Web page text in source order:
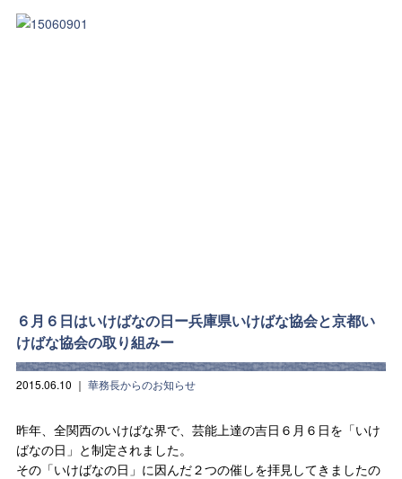
６月６日はいけばなの日ー兵庫県いけばな協会と京都い
けばな協会の取り組みー
2015.06.10 ｜ 華務長からのお知らせ
昨年、全関西のいけばな界で、芸能上達の吉日６月６日を「いけ
ばなの日」と制定されました。
その「いけばなの日」に因んだ２つの催しを拝見してきましたの